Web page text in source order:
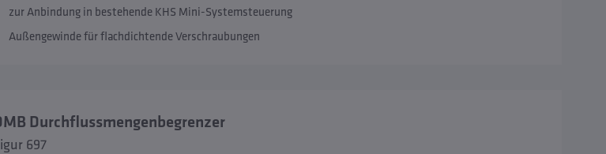
zur Anbindung in bestehende KHS Mini-Systemsteuerung
Außengewinde für flachdichtende Verschraubungen
Durchflussmengenbegrenzer
697